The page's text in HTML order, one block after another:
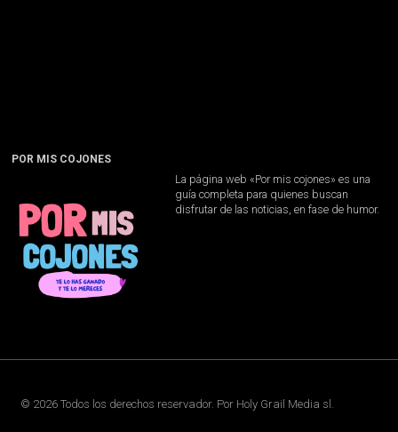
POR MIS COJONES
La página web «Por mis cojones» es una
guía completa para quienes buscan
disfrutar de las noticias, en fase de humor.
© 2026 Todos los derechos reservador. Por Holy Grail Media sl .